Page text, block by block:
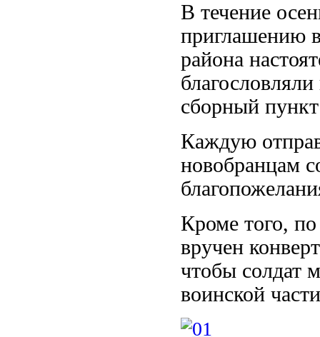
В течение
приглашению
района
сборный
Каждую
новобранцам
Кроме того,
вручен
чтобы солдат
воинской